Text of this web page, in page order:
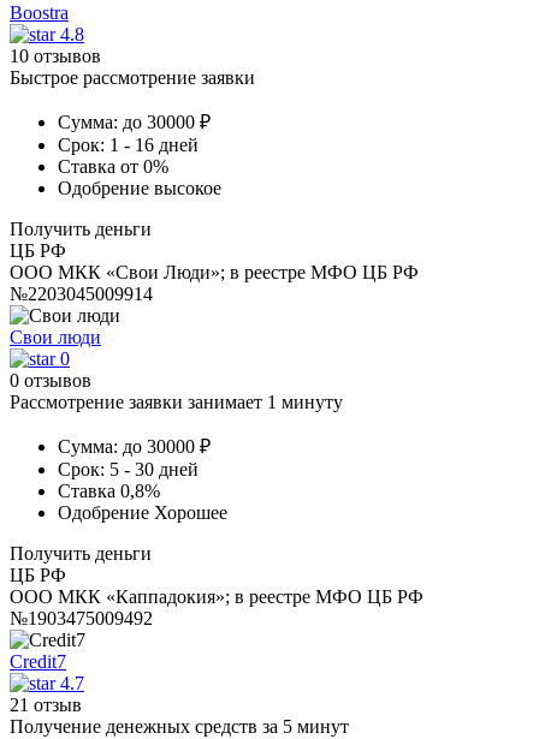
Boostra
4.8
10 отзывов
Быстрое рассмотрение заявки
Сумма: до 30000 ₽
Срок: 1 - 16 дней
Ставка от 0%
Одобрение высокое
Получить деньги
ЦБ РФ
ООО МКК «Свои Люди»; в реестре МФО ЦБ РФ
№2203045009914
Свои люди
0
0 отзывов
Рассмотрение заявки занимает 1 минуту
Сумма: до 30000 ₽
Срок: 5 - 30 дней
Ставка 0,8%
Одобрение Хорошее
Получить деньги
ЦБ РФ
ООО МКК «Каппадокия»; в реестре МФО ЦБ РФ
№1903475009492
Credit7
4.7
21 отзыв
Получение денежных средств за 5 минут